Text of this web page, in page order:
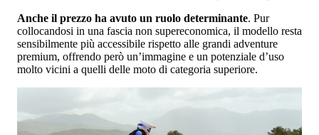
Anche il prezzo ha avuto un ruolo determinante. Pur
collocandosi in una fascia non supereconomica, il modello resta
sensibilmente più accessibile rispetto alle grandi adventure
premium, offrendo però un’immagine e un potenziale d’uso
molto vicini a quelli delle moto di categoria superiore.